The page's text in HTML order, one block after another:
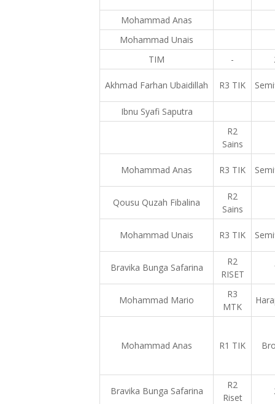
Mohammad Anas
Mohammad Unais
TIM
-
Akhmad Farhan Ubaidillah R3 TIK
Ibnu Syafi Saputra
R2
Sains
Mohammad Anas R3 TIK
Qousu Quzah Fibalina
R2
Sains
Mohammad Unais R3 TIK
Bravika Bunga Safarina
R2
RISET
Mohammad Mario
R3
MTK
Mohammad Anas R1 TIK
Bravika Bunga Safarina
R2
Riset